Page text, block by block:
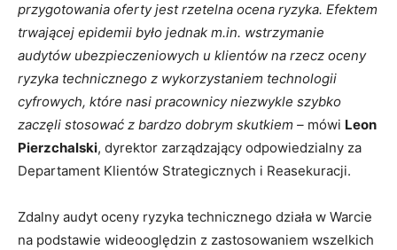
przygotowania oferty jest rzetelna ocena ryzyka. Efektem
trwającej epidemii było jednak m.in. wstrzymanie
audytów ubezpieczeniowych u klientów na rzecz oceny
ryzyka technicznego z wykorzystaniem technologii
cyfrowych, które nasi pracownicy niezwykle szybko
zaczęli stosować z bardzo dobrym skutkiem – mówi Leon
Pierzchalski, dyrektor zarządzający odpowiedzialny za
Departament Klientów Strategicznych i Reasekuracji.
Zdalny audyt oceny ryzyka technicznego działa w Warcie
na podstawie wideooględzin z zastosowaniem wszelkich